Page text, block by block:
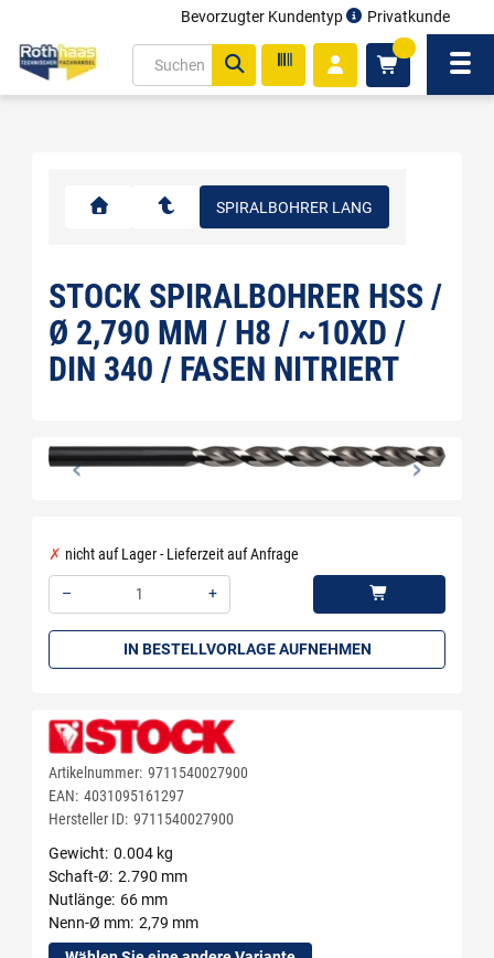
Bevorzugter Kundentyp Privatkunde
SPIRALBOHRER LANG
STOCK SPIRALBOHRER HSS /
Ø 2,790 MM / H8 / ~10XD /
DIN 340 / FASEN NITRIERT
nicht auf Lager - Lieferzeit auf Anfrage
–
+
IN BESTELLVORLAGE AUFNEHMEN
Artikelnummer: 9711540027900
EAN: 4031095161297
Hersteller ID: 9711540027900
Gewicht 0.004 kg
Schaft-Ø 2.790 mm
Nutlänge 66 mm
Nenn-Ø mm 2,79 mm